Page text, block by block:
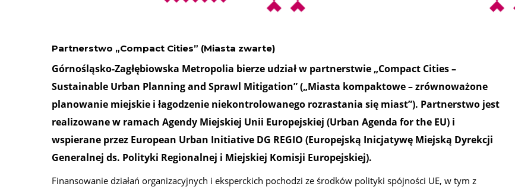
Partnerstwo „Compact Cities” (Miasta zwarte)
Górnośląsko-Zagłębiowska Metropolia bierze udział w partnerstwie „Compact Cities –
Sustainable Urban Planning and Sprawl Mitigation” („Miasta kompaktowe – zrównoważone
planowanie miejskie i łagodzenie niekontrolowanego rozrastania się miast”). Partnerstwo jest
realizowane w ramach Agendy Miejskiej Unii Europejskiej (Urban Agenda for the EU) i
wspierane przez European Urban Initiative DG REGIO (Europejską Inicjatywę Miejską Dyrekcji
Generalnej ds. Polityki Regionalnej i Miejskiej Komisji Europejskiej).
Finansowanie działań organizacyjnych i eksperckich pochodzi ze środków polityki spójności UE, w tym z